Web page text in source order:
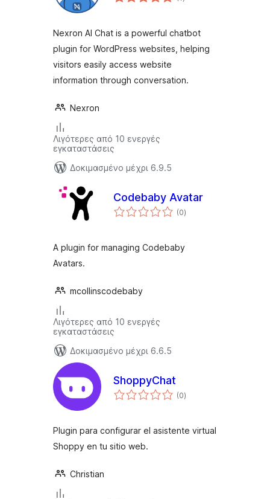
Nexron AI Chat is a powerful chatbot
plugin for WordPress websites, helping
visitors easily access website
information through conversation.
Nexron
Λιγότερες από 10 ενεργές
εγκαταστάσεις
Δοκιμασμένο μέχρι 6.9.5
Codebaby Avatar
(0αξιολογήσεις
σύνολο
)
A plugin for managing Codebaby
Avatars.
mcollinscodebaby
Λιγότερες από 10 ενεργές
εγκαταστάσεις
Δοκιμασμένο μέχρι 6.6.5
ShoppyChat
(0αξιολογήσεις
σύνολο
)
Plugin para configurar el asistente virtual
Shoppy en tu sitio web.
Christian